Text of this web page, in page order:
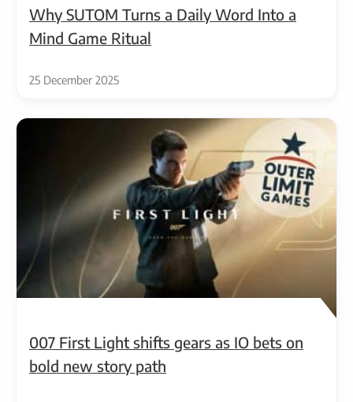
Why SUTOM Turns a Daily Word Into a
Mind Game Ritual
25 December 2025
007 First Light shifts gears as IO bets on
bold new story path